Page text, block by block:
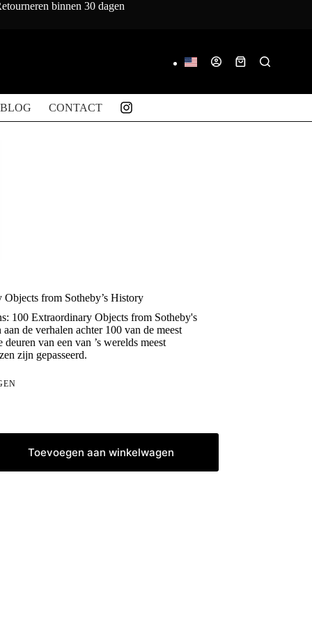
binnen 30 dagen
Winkelwagen
BLOG CONTACT
from Sotheby’s History
100 Extraordinary Objects from Sotheby's
de verhalen achter 100 van de meest
van een van ’s werelds meest
zijn gepasseerd.
Toevoegen aan winkelwagen